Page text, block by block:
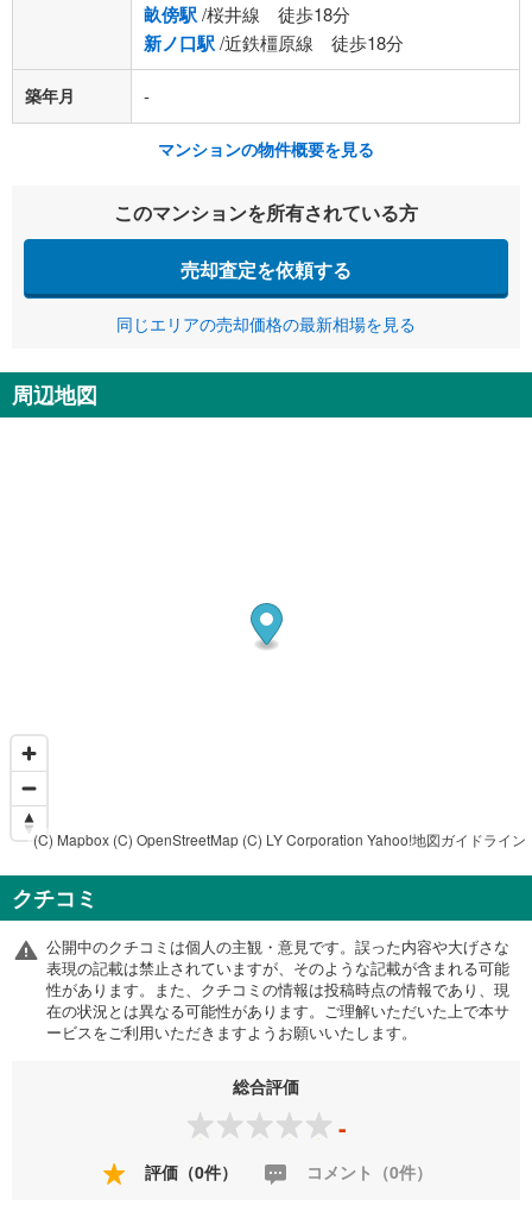
畝傍駅/桜井線 徒歩18分
新ノ口駅/近鉄橿原線 徒歩18分
築年月 -
マンションの物件概要を見る
このマンションを所有されている方
売却査定を依頼する
同じエリアの売却価格の最新相場を見る
周辺地図
(C) Mapbox (C) OpenStreetMap (C) LY Corporation Yahoo!地図ガイドライン
クチコミ
公開中のクチコミは個人の主観・意見です。誤った内容や大げさな
表現の記載は禁止されていますが、そのような記載が含まれる可能
性があります。また、クチコミの情報は投稿時点の情報であり、現
在の状況とは異なる可能性があります。ご理解いただいた上で本サ
ービスをご利用いただきますようお願いいたします。
総合評価
-
評価（0件） コメント（0件）